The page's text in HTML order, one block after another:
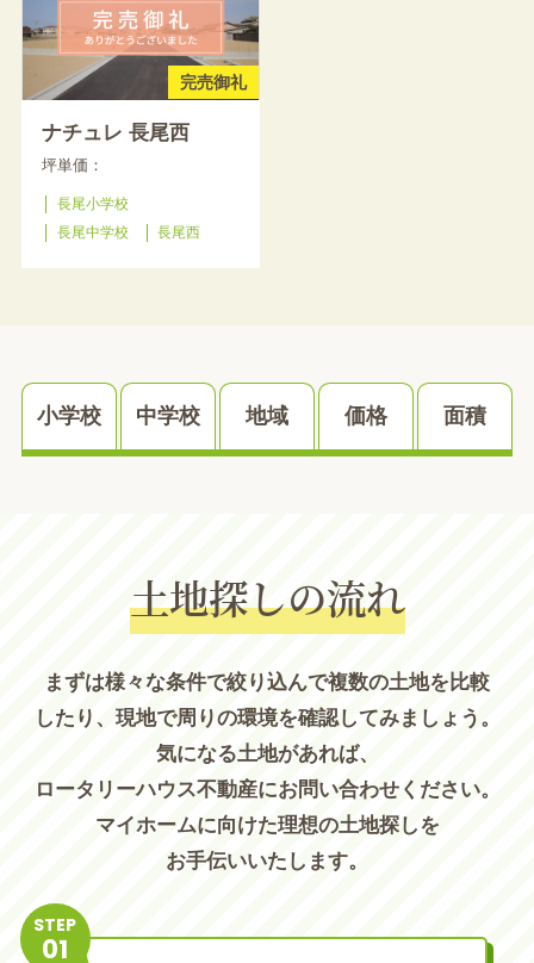
完売御礼
ナチュレ 長尾西
坪単価：
長尾小学校
長尾中学校
長尾西
小学校 中学校 地域 価格 面積
土地探しの流れ
まずは様々な条件で絞り込んで複数の土地を比較
したり、現地で周りの環境を確認してみましょう。
気になる土地があれば、
ロータリーハウス不動産にお問い合わせください。
マイホームに向けた理想の土地探しを
お手伝いいたします。
STEP